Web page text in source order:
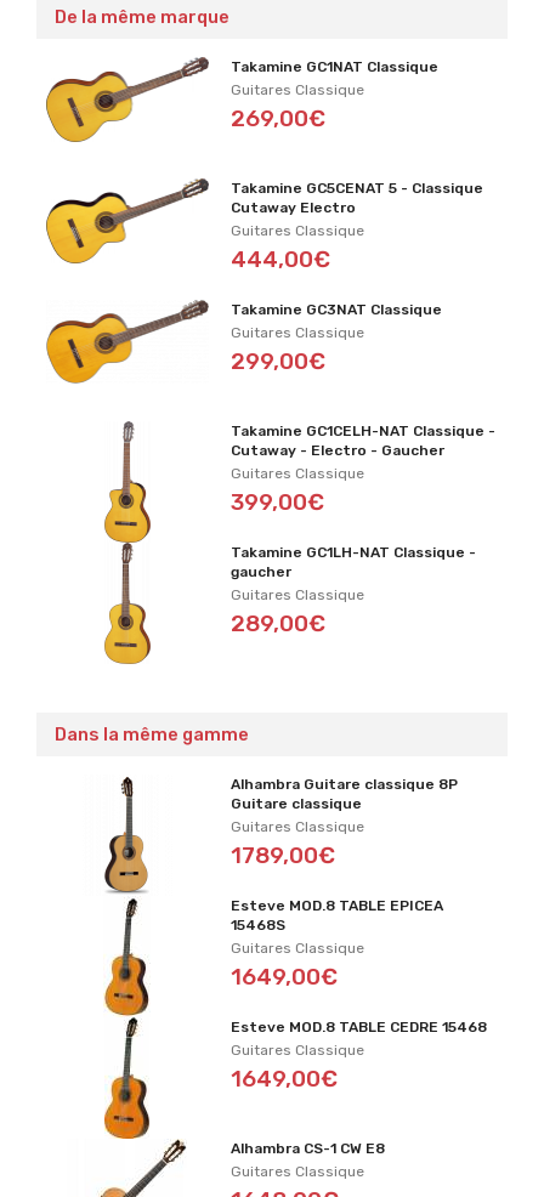
De la même marque
Takamine GC1NAT Classique
Guitares Classique
269,00€
Takamine GC5CENAT 5 - Classique
Cutaway Electro
Guitares Classique
444,00€
Takamine GC3NAT Classique
Guitares Classique
299,00€
Takamine GC1CELH-NAT Classique -
Cutaway - Electro - Gaucher
Guitares Classique
399,00€
Takamine GC1LH-NAT Classique -
gaucher
Guitares Classique
289,00€
Dans la même gamme
Alhambra Guitare classique 8P
Guitare classique
Guitares Classique
1789,00€
Esteve MOD.8 TABLE EPICEA
15468S
Guitares Classique
1649,00€
Esteve MOD.8 TABLE CEDRE 15468
Guitares Classique
1649,00€
Alhambra CS-1 CW E8
Guitares Classique